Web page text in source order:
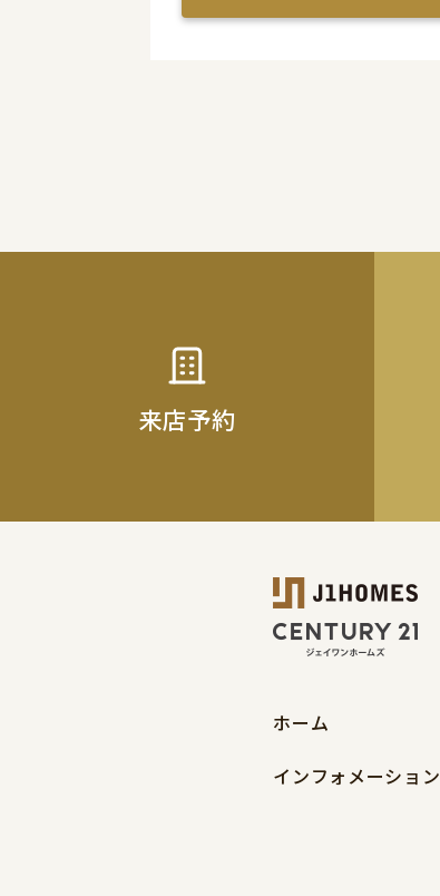
来店予約
ホーム
インフォメーション